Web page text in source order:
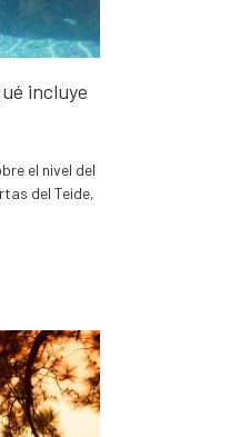
incluye
el nivel del
del Teide,